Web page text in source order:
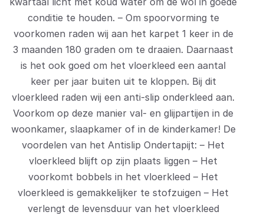
conditie te houden. – Om spoorvorming te
voorkomen raden wij aan het karpet 1 keer in de
3 maanden 180 graden om te draaien. Daarnaast
is het ook goed om het vloerkleed een aantal
keer per jaar buiten uit te kloppen. Bij dit
vloerkleed raden wij een anti-slip onderkleed aan.
Voorkom op deze manier val- en glijpartijen in de
woonkamer, slaapkamer of in de kinderkamer! De
voordelen van het Antislip Ondertapijt: – Het
vloerkleed blijft op zijn plaats liggen – Het
voorkomt bobbels in het vloerkleed – Het
vloerkleed is gemakkelijker te stofzuigen – Het
verlengt de levensduur van het vloerkleed